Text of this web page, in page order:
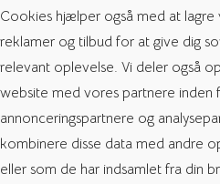
Cookies hjælper også med at lagre
reklamer og tilbud for at give dig
relevant oplevelse. Vi deler også
website med vores partnere inden
annonceringspartnere og
kombinere disse data med andre
eller som de har indsamlet fra din